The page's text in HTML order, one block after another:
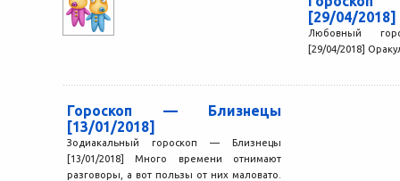
[29/04/2018]
Любовный
[29/04/2018]
Гороскоп — Близнецы
[13/01/2018]
Зодиакальный гороскоп — Близнецы
[13/01/2018] Много времени отнимают
разговоры, а вот пользы от них маловато.